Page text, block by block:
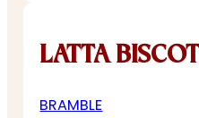
LATTA
BRAMBLE